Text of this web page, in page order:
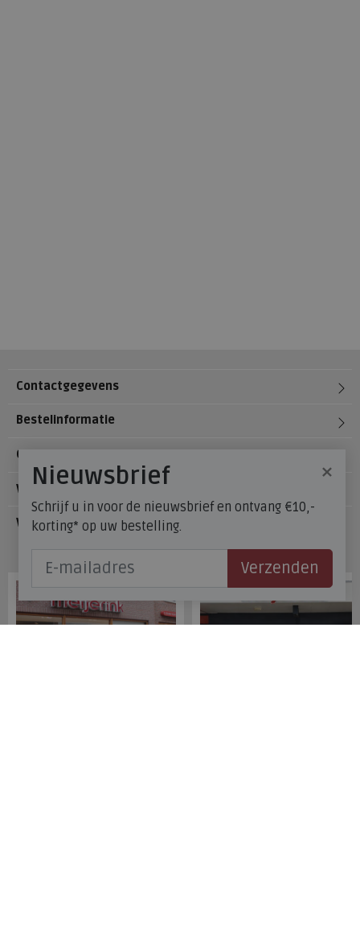
Contactgegevens
Bestelinformatie
Over Meijerink Schoenen
Voetzorg
Veelgestelde vragen
×
Nieuwsbrief
Schrijf u in voor de nieuwsbrief en ontvang €10,-
korting* op uw bestelling.
Verzenden